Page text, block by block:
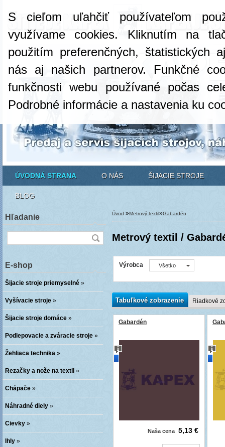
S cieľom uľahčiť používateľom
využívame cookies. Kliknutím na
použitím preferenčných, štatistických
nás aj našich partnerov. Funkčné
funkčnosti webu používané počas
Podrobné informácie a nastavenia ku
ÚVODNÁ STRANA O NÁS ŠIJACIE STROJE
BLOG
Hľadanie
E-shop
Šijacie stroje priemyselné »
Vyšívacie stroje »
Šijacie stroje domáce »
Podlepovacie a zváracie stroje »
Žehliaca technika »
Rezačky a nože na textil »
Chápače »
Náhradné diely »
Cievky »
Ihly »
Úvod »Metrový textil»Gabardén
Metrový textil /
Výrobca Všetko
Tabuľkové zobrazenie Riadkové
Gabardén
Naša cena 5,13 €